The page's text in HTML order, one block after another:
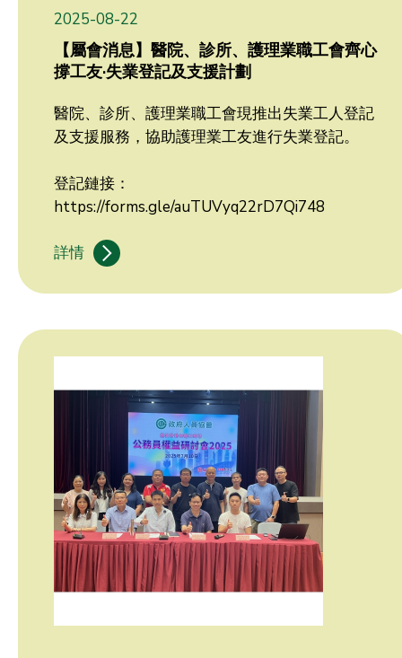
2025-08-22
【屬會消息】醫院、診所、護理業職工會齊心
撐工友·失業登記及支援計劃
醫院、診所、護理業職工會現推出失業工人登記
及支援服務，協助護理業工友進行失業登記。
登記鏈接：
https://forms.gle/auTUVyq22rD7Qi748
詳情